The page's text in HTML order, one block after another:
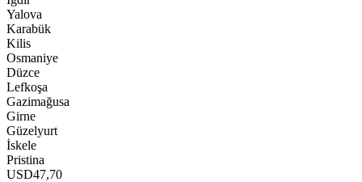
Yalova
Karabük
Kilis
Osmaniye
Düzce
Lefkoşa
Gazimağusa
Girne
Güzelyurt
İskele
Pristina
USD47,70